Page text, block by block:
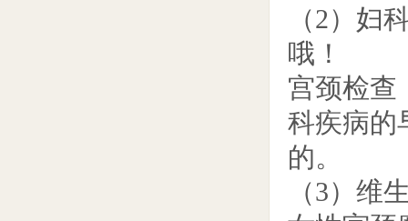
（2）妇
哦！
宫颈检查
科疾病的
的。
（3）维